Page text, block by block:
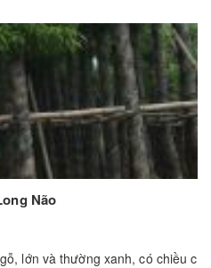
Não
lớn và thường xanh, có chiều c